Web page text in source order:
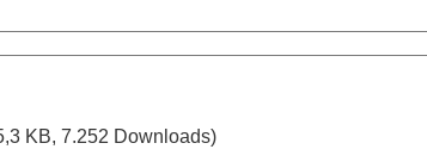
KB, 7.252 Downloads)